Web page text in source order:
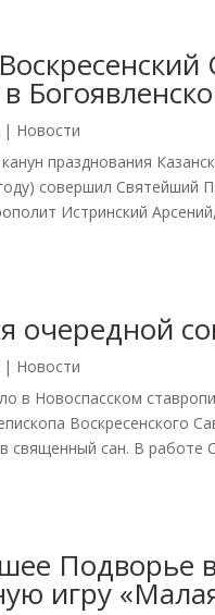
| Новости
празднования
совершил Святейший
Истринский
очередной
| Новости
в Новоспасском
Воскресенского
священный сан. В работе
Подворье
игру